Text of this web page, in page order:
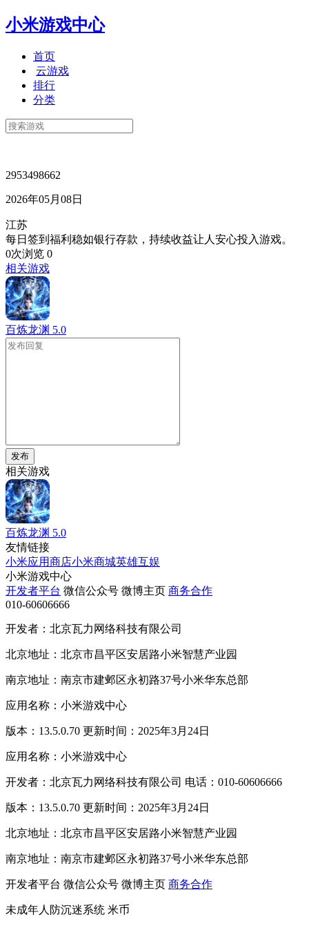
小米游戏中心
首页
云游戏
排行
分类
2953498662
2026年05月08日
江苏
每日签到福利稳如银行存款，持续收益让人安心投入游戏。
0次浏览 0
相关游戏
百炼龙渊 5.0
发布
相关游戏
百炼龙渊 5.0
友情链接
小米应用商店小米商城英雄互娱
小米游戏中心
开发者平台 微信公众号 微博主页 商务合作
010-60606666
开发者：北京瓦力网络科技有限公司
北京地址：北京市昌平区安居路小米智慧产业园
南京地址：南京市建邺区永初路37号小米华东总部
应用名称：小米游戏中心
版本：13.5.0.70 更新时间：2025年3月24日
应用名称：小米游戏中心
开发者：北京瓦力网络科技有限公司 电话：010-60606666
版本：13.5.0.70 更新时间：2025年3月24日
北京地址：北京市昌平区安居路小米智慧产业园
南京地址：南京市建邺区永初路37号小米华东总部
开发者平台 微信公众号 微博主页 商务合作
未成年人防沉迷系统 米币